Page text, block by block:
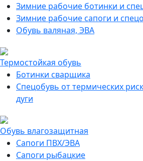
Зимние рабочие ботинки и
Зимние рабочие сапоги и
Обувь валяная, ЭВА
Термостойкая обувь
Ботинки сварщика
Спецобувь от термических
дуги
Обувь влагозащитная
Сапоги ПВХ/ЭВА
Сапоги рыбацкие